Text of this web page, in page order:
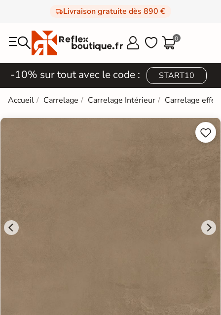
Livraison gratuite dès 890 €
  0
-10% sur tout avec le code : START10
Accueil Carrelage Carrelage Intérieur Carrelage effet

